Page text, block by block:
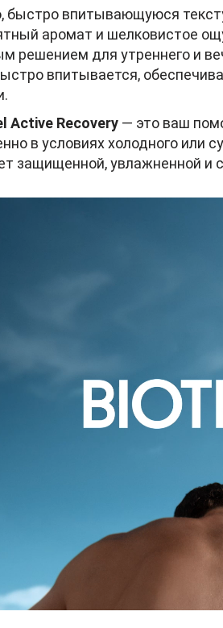
быстро впитывающуюся
аромат и шелковистое
решением для утреннего и
впитывается,
Active Recovery — это ваш
в условиях холодного или
защищенной, увлажненной и